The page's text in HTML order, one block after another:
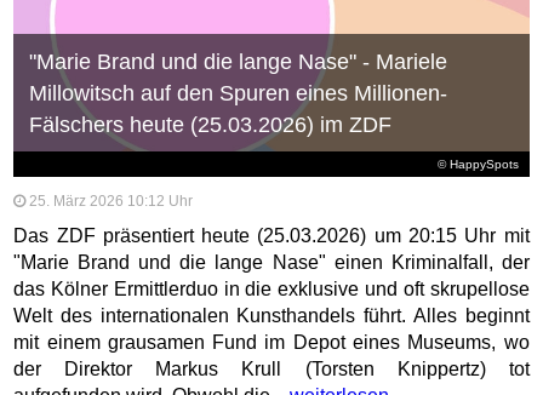
© HappySpots
"Marie Brand und die lange Nase" - Mariele
Millowitsch auf den Spuren eines Millionen-
Fälschers heute (25.03.2026) im ZDF
25. März 2026 10:12 Uhr
Das ZDF präsentiert heute (25.03.2026) um 20:15 Uhr mit
"Marie Brand und die lange Nase" einen Kriminalfall, der
das Kölner Ermittlerduo in die exklusive und oft skrupellose
Welt des internationalen Kunsthandels führt. Alles beginnt
mit einem grausamen Fund im Depot eines Museums, wo
der Direktor Markus Krull (Torsten Knippertz) tot